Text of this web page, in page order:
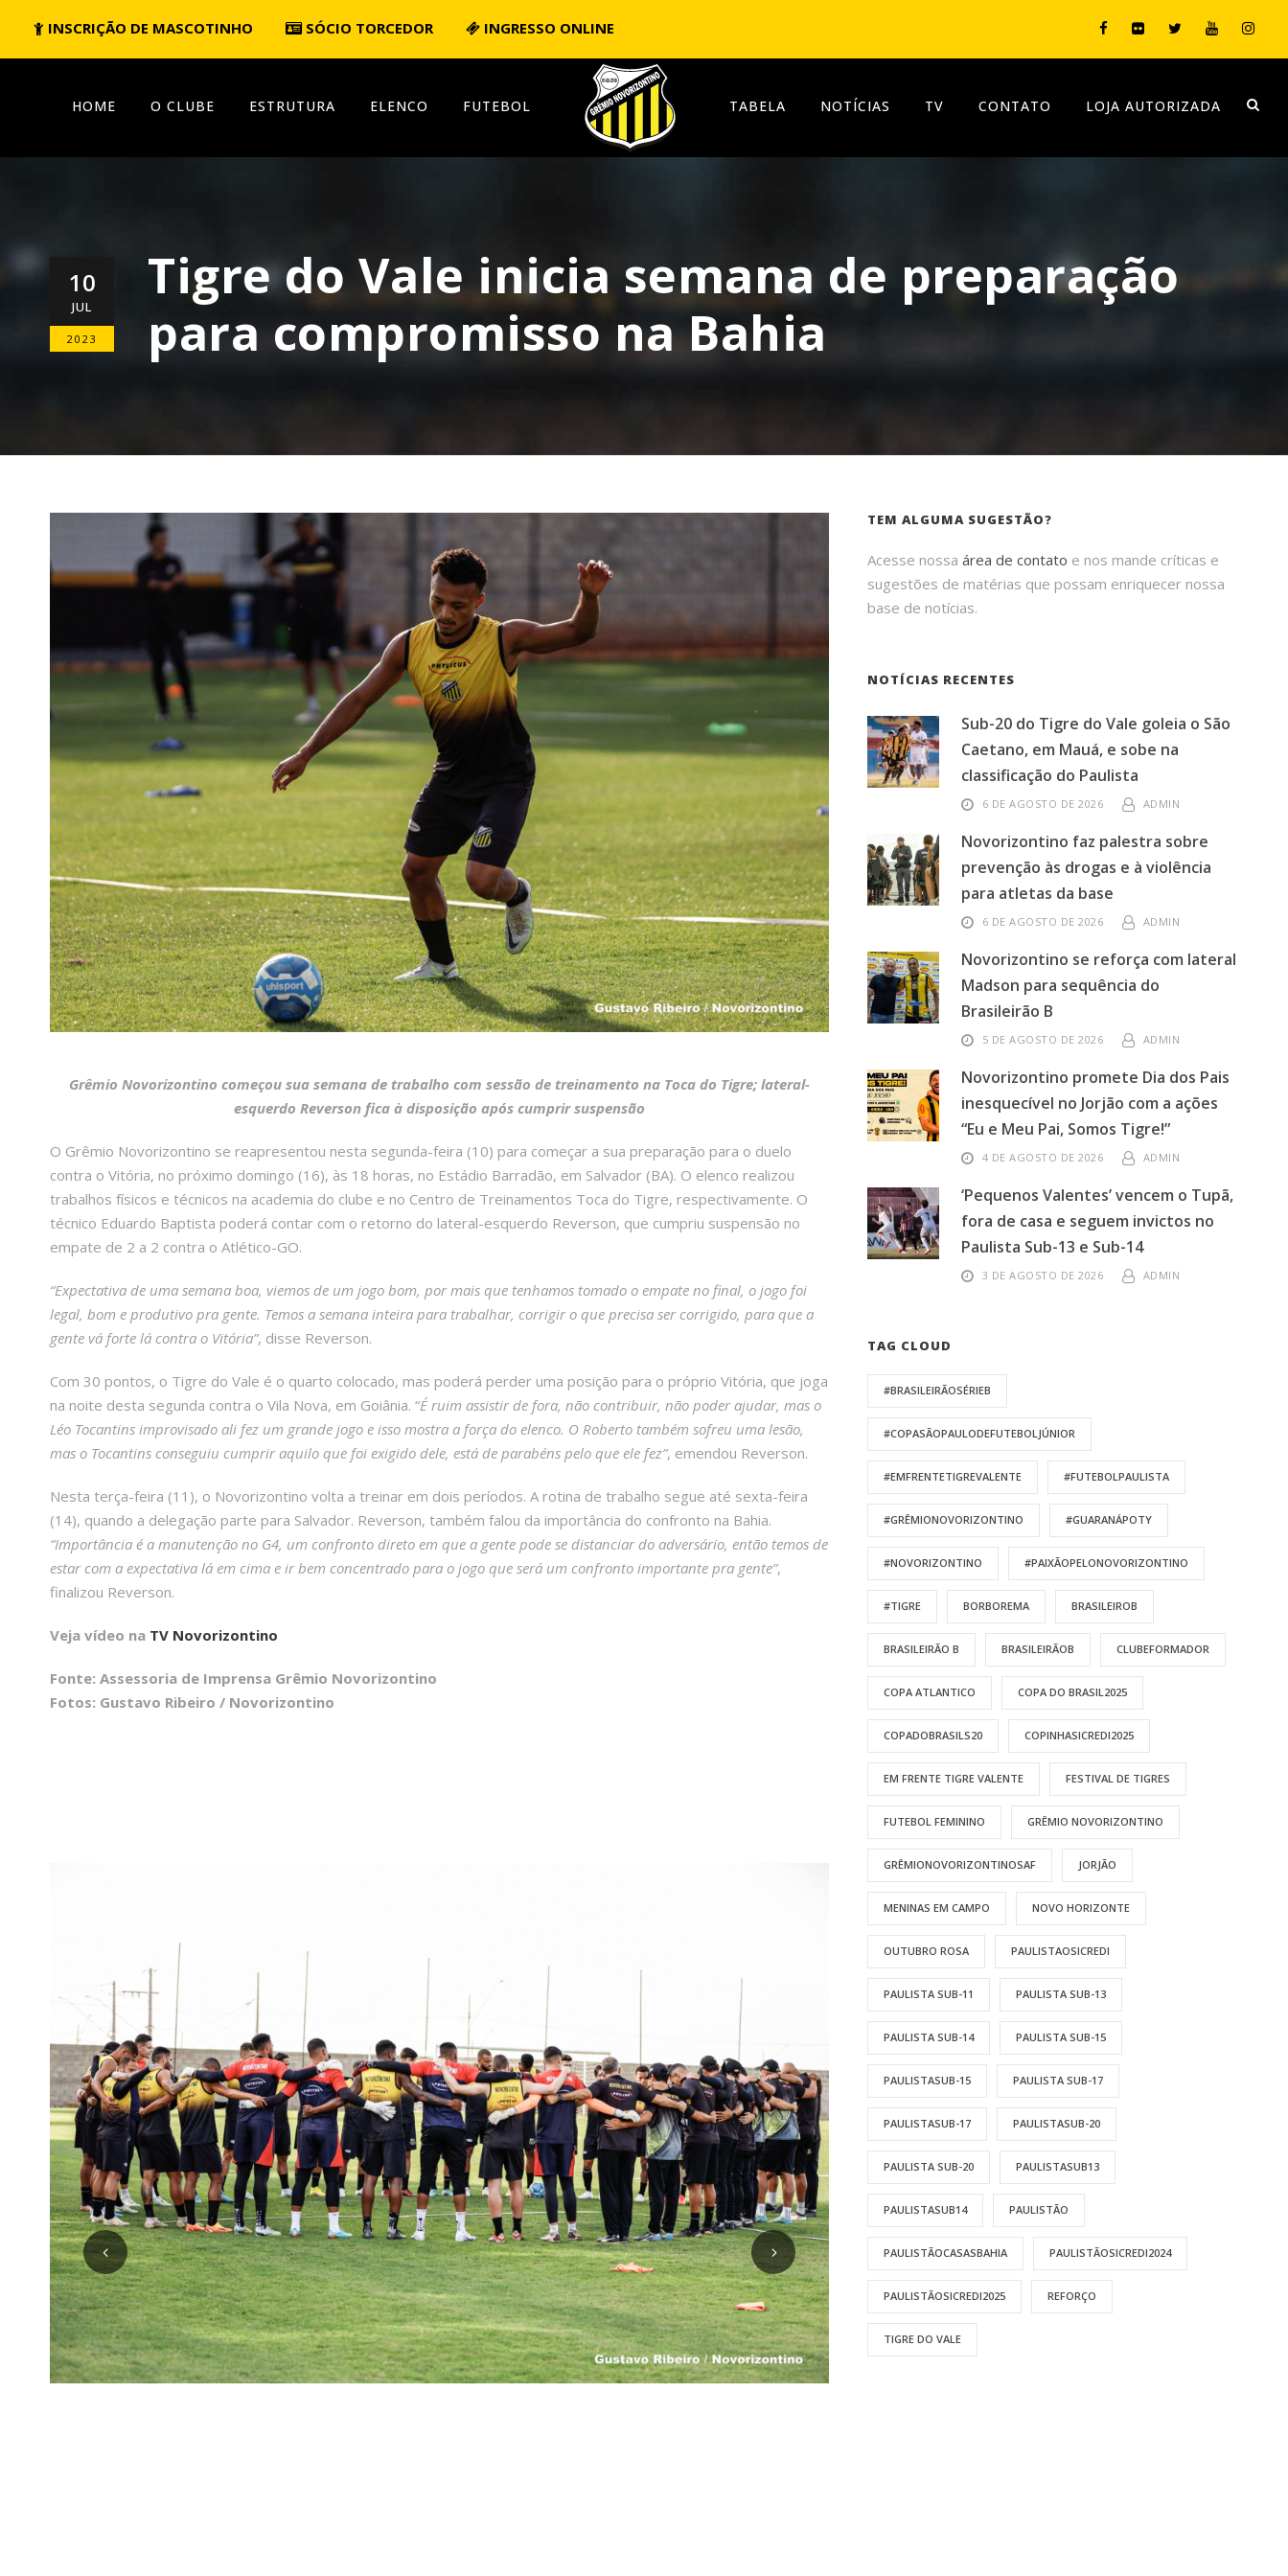
INSCRIÇÃO DE MASCOTINHO SÓCIO TORCEDOR INGRESSO ONLINE
HOME O CLUBE ESTRUTURA ELENCO FUTEBOL TABELA NOTÍCIAS TV CONTATO LOJA AUTORIZADA
10
JUL
2023
Tigre do Vale inicia semana de preparação
para compromisso na Bahia
Grêmio Novorizontino começou sua semana de trabalho com sessão de treinamento na Toca do Tigre; lateral-
esquerdo Reverson fica à disposição após cumprir suspensão
O Grêmio Novorizontino se reapresentou nesta segunda-feira (10) para começar a sua preparação para o duelo
contra o Vitória, no próximo domingo (16), às 18 horas, no Estádio Barradão, em Salvador (BA). O elenco realizou
trabalhos físicos e técnicos na academia do clube e no Centro de Treinamentos Toca do Tigre, respectivamente. O
técnico Eduardo Baptista poderá contar com o retorno do lateral-esquerdo Reverson, que cumpriu suspensão no
empate de 2 a 2 contra o Atlético-GO.
“Expectativa de uma semana boa, viemos de um jogo bom, por mais que tenhamos tomado o empate no final, o jogo foi
legal, bom e produtivo pra gente. Temos a semana inteira para trabalhar, corrigir o que precisa ser corrigido, para que a
gente vá forte lá contra o Vitória”, disse Reverson.
Com 30 pontos, o Tigre do Vale é o quarto colocado, mas poderá perder uma posição para o próprio Vitória, que joga
na noite desta segunda contra o Vila Nova, em Goiânia. “É ruim assistir de fora, não contribuir, não poder ajudar, mas o
Léo Tocantins improvisado ali fez um grande jogo e isso mostra a força do elenco. O Roberto também sofreu uma lesão,
mas o Tocantins conseguiu cumprir aquilo que foi exigido dele, está de parabéns pelo que ele fez”, emendou Reverson.
Nesta terça-feira (11), o Novorizontino volta a treinar em dois períodos. A rotina de trabalho segue até sexta-feira
(14), quando a delegação parte para Salvador. Reverson, também falou da importância do confronto na Bahia.
“Importância é a manutenção no G4, um confronto direto em que a gente pode se distanciar do adversário, então temos de
estar com a expectativa lá em cima e ir bem concentrado para o jogo que será um confronto importante pra gente”,
finalizou Reverson.
Veja vídeo na TV Novorizontino
Fonte: Assessoria de Imprensa Grêmio Novorizontino
Fotos: Gustavo Ribeiro / Novorizontino
TEM ALGUMA SUGESTÃO?
Acesse nossaárea de contato e nos mande críticas e
sugestões de matérias que possam enriquecer nossa
base de notícias.
NOTÍCIAS RECENTES
Sub-20 do Tigre do Vale goleia o São
Caetano, em Mauá, e sobe na
classificação do Paulista
6 DE AGOSTO DE 2026 ADMIN
Novorizontino faz palestra sobre
prevenção às drogas e à violência
para atletas da base
6 DE AGOSTO DE 2026 ADMIN
Novorizontino se reforça com lateral
Madson para sequência do
Brasileirão B
5 DE AGOSTO DE 2026 ADMIN
Novorizontino promete Dia dos Pais
inesquecível no Jorjão com a ações
“Eu e Meu Pai, Somos Tigre!”
4 DE AGOSTO DE 2026 ADMIN
‘Pequenos Valentes’ vencem o Tupã,
fora de casa e seguem invictos no
Paulista Sub-13 e Sub-14
3 DE AGOSTO DE 2026 ADMIN
TAG CLOUD
#BRASILEIRÃOSÉRIEB
#COPASÃOPAULODEFUTEBOLJÚNIOR
#EMFRENTETIGREVALENTE #FUTEBOLPAULISTA
#GRÊMIONOVORIZONTINO #GUARANÁPOTY
#NOVORIZONTINO #PAIXÃOPELONOVORIZONTINO
#TIGRE BORBOREMA BRASILEIROB
BRASILEIRÃO B BRASILEIRÃOB CLUBEFORMADOR
COPA ATLANTICO COPA DO BRASIL2025
COPADOBRASILS20 COPINHASICREDI2025
EM FRENTE TIGRE VALENTE FESTIVAL DE TIGRES
FUTEBOL FEMININO GRÊMIO NOVORIZONTINO
GRÊMIONOVORIZONTINOSAF JORJÃO
MENINAS EM CAMPO NOVO HORIZONTE
OUTUBRO ROSA PAULISTAOSICREDI
PAULISTA SUB-11 PAULISTA SUB-13
PAULISTA SUB-14 PAULISTA SUB-15
PAULISTASUB-15 PAULISTA SUB-17
PAULISTASUB-17 PAULISTASUB-20
PAULISTA SUB-20 PAULISTASUB13
PAULISTASUB14 PAULISTÃO
PAULISTÃOCASASBAHIA PAULISTÃOSICREDI2024
PAULISTÃOSICREDI2025 REFORÇO
TIGRE DO VALE